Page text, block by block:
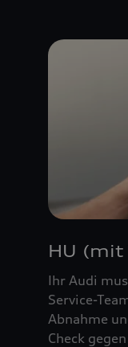
HU (mit
Ihr Audi
Service-
Abnahme
Check